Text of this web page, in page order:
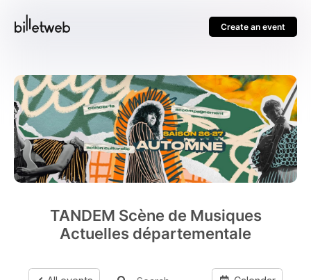
Create an event
TANDEM Scène de Musiques
Actuelles départementale